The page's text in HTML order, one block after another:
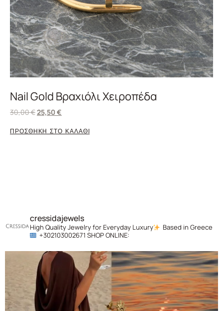
Nail Gold Βραχιόλι Χειροπέδα
30,00€25,50€
ΠΡΟΣΘΗΚΗ ΣΤΟ ΚΑΛΑΘΙ
cressidajewels
High Quality Jewelry for Everyday Luxury
Based in Greece
+302103002671 SHOP ONLINE: